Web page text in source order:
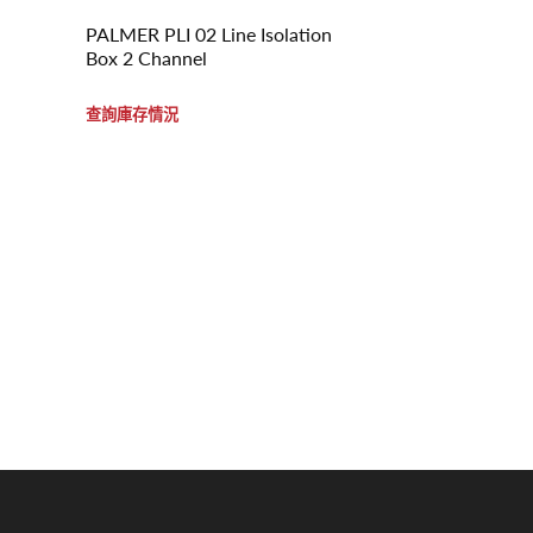
PALMER PLI 02 Line Isolation
Box 2 Channel
查詢庫存情況